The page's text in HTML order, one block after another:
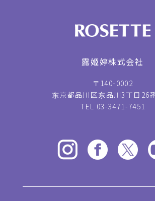
露姬婷株式会社
〒140-0002
东京都品川区东品川3丁目26
TEL 03-3471-7451